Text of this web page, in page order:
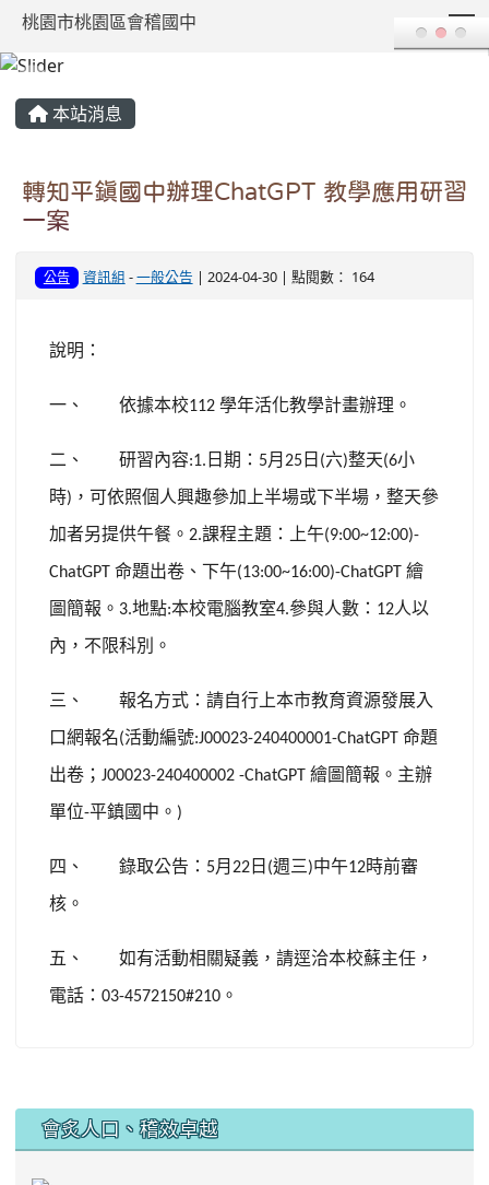
桃園市桃園區會稽國中
本站消息
轉知平鎮國中辦理ChatGPT 教學應用研習
一案
公告 資訊組 -一般公告 | 2024-04-30 | 點閱數： 164
說明：
一、 依據本校112 學年活化教學計畫辦理。
二、 研習內容:1. 日期： 5月 25 日 (六)整天(6小
時) ，可依照個人興趣參加上半場或下半場，整天參
加者另提供午餐。 2.課程主題：上午(9:00~12:00)-
ChatGPT 命題出卷、下午(13:00~16:00)-ChatGPT 繪
圖簡報。 3.地點:本校電腦教室4.參與人數： 12人以
內，不限科別。
三、
報名方式：請自行上本市教育資源發展入
口網報名(活動編號:J00023-240400001-ChatGPT 命題
出卷； J00023-240400002 -ChatGPT 繪圖簡報。主辦
單位-平鎮國中。 )
四、 錄取公告： 5月 22 日 (週三)中午12時前審
核。
五、
如有活動相關疑義，請逕洽本校蘇主任，
電話： 03-4572150#210 。
會炙人口、稽效卓越